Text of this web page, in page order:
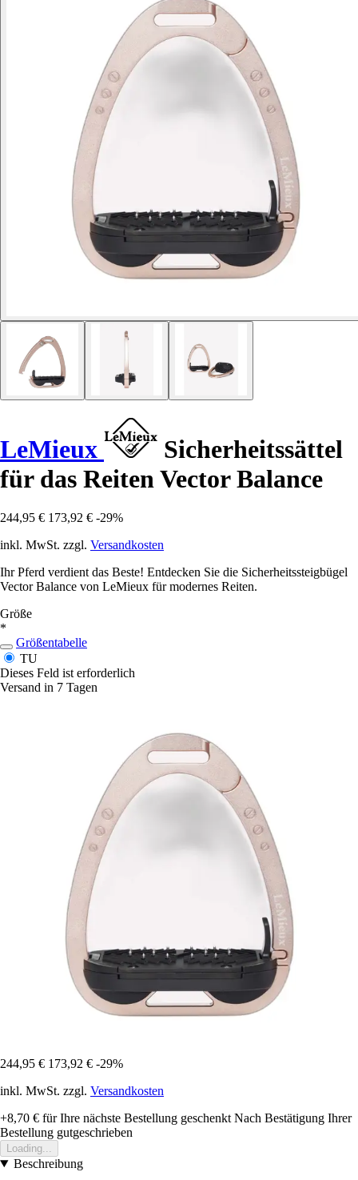
LeMieux
Sicherheitssättel
für das Reiten Vector Balance
244,95 € 173,92 € -29%
inkl. MwSt. zzgl. Versandkosten
Ihr Pferd verdient das Beste! Entdecken Sie die Sicherheitssteigbügel
Vector Balance von LeMieux für modernes Reiten.
Größe
*
Größentabelle
TU
Dieses Feld ist erforderlich
Versand in 7 Tagen
244,95 € 173,92 € -29%
inkl. MwSt. zzgl. Versandkosten
+8,70 € für Ihre nächste Bestellung geschenkt Nach Bestätigung Ihrer
Bestellung gutgeschrieben
Loading...
Beschreibung